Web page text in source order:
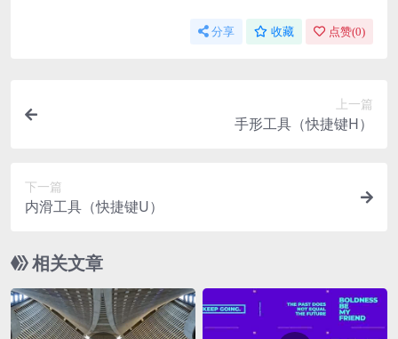
分享 收藏 点赞(0)
上一篇
手形工具（快捷键H）
下一篇
内滑工具（快捷键U）
相关文章